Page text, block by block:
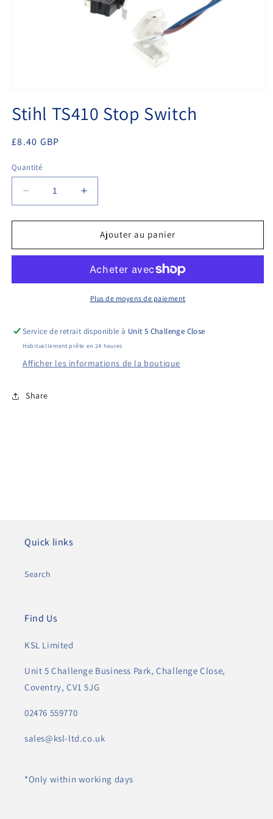
média
1
une
fenêtre
Stihl TS410 Stop Switch
Prix
£8.40 GBP
Quantité
Réduire
la
quantité
Stihl
Switch
Augmenter
la
quantité
Stihl
Stop
Switch
Ajouter au panier
Plus de moyens de paiement
Service de retrait disponible à Unit 5 Challenge Close
Habituellement prête en 24 heures
Afficher les informations de la boutique
Share
Quick links
Search
Find Us
KSL Limited
Unit 5 Challenge Business Park, Challenge Close,
Coventry, CV1 5JG
02476 559770
sales@ksl-ltd.co.uk
*Only within working days